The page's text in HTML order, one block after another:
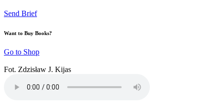
Send Brief
Want to Buy Books?
Go to Shop
Fot. Zdzisław J. Kijas